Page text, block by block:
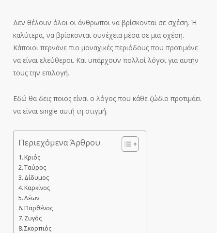
Δεν θέλουν όλοι οι άνθρωποι να βρίσκονται σε σχέση. Ή
καλύτερα, να βρίσκονται συνέχεια μέσα σε μια σχέση.
Κάποιοι περνάνε πιο μοναχικές περιόδους που προτιμάνε
να είναι ελεύθεροι. Και υπάρχουν πολλοί λόγοι για αυτήν
τους την επιλογή.
Εδώ θα δεις ποιος είναι ο λόγος που κάθε ζώδιο προτιμάει
να είναι single αυτή τη στιγμή.
Περιεχόμενα Άρθρου
Κριός
Ταύρος
Δίδυμος
Καρκίνος
Λέων
Παρθένος
Ζυγός
Σκορπιός